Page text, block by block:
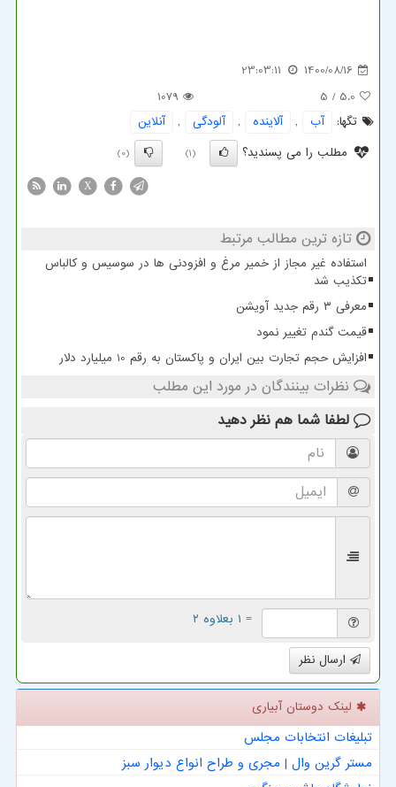
1400/08/16
23:03:11
5.0
/ 5
1079
تگها:
آب , آلاینده , آلودگی ,
آنلاین
مطلب را می پسندید؟
(1)
(0)
X
تازه ترین مطالب مرتبط
استفاده غیر مجاز از خمیر مرغ و افزودنی ها در سوسیس و کالباس
تکذیب شد
معرفی ۳ رقم جدید آویشن
قیمت گندم تغییر نمود
افزایش حجم تجارت بین ایران و پاکستان به رقم 10 میلیارد دلار
نظرات بینندگان در مورد این مطلب
لطفا شما هم نظر دهید
= ۱ بعلاوه ۲
ارسال نظر
لینک دوستان آبیاری
تبلیغات انتخابات مجلس
مستر گرین وال | مجری و طراح انواع دیوار سبز